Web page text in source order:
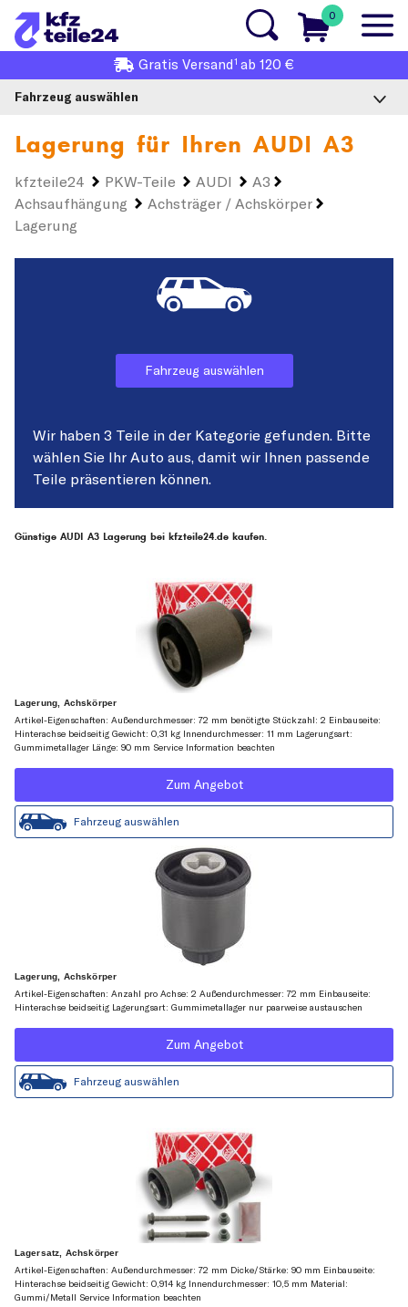
0
Gratis Versand1 ab 120 €
Fahrzeug auswählen
Lagerung für Ihren AUDI A3
kfzteile24 PKW-Teile AUDI
A3
Achsaufhängung
Achsträger / Achskörper
Lagerung
Fahrzeug auswählen
Wir haben 3 Teile in der Kategorie gefunden. Bitte
wählen Sie Ihr Auto aus, damit wir Ihnen passende
Teile präsentieren können.
Günstige AUDI A3 Lagerung bei kfzteile24.de kaufen.
Lagerung, Achskörper
Artikel-Eigenschaften: Außendurchmesser: 72 mm benötigte Stückzahl: 2 Einbauseite:
Hinterachse beidseitig Gewicht: 0,31 kg Innendurchmesser: 11 mm Lagerungsart:
Gummimetallager Länge: 90 mm Service Information beachten
Zum Angebot
Fahrzeug auswählen
Lagerung, Achskörper
Artikel-Eigenschaften: Anzahl pro Achse: 2 Außendurchmesser: 72 mm Einbauseite:
Hinterachse beidseitig Lagerungsart: Gummimetallager nur paarweise austauschen
Zum Angebot
Fahrzeug auswählen
Lagersatz, Achskörper
Artikel-Eigenschaften: Außendurchmesser: 72 mm Dicke/Stärke: 90 mm Einbauseite:
Hinterachse beidseitig Gewicht: 0,914 kg Innendurchmesser: 10,5 mm Material:
Gummi/Metall Service Information beachten